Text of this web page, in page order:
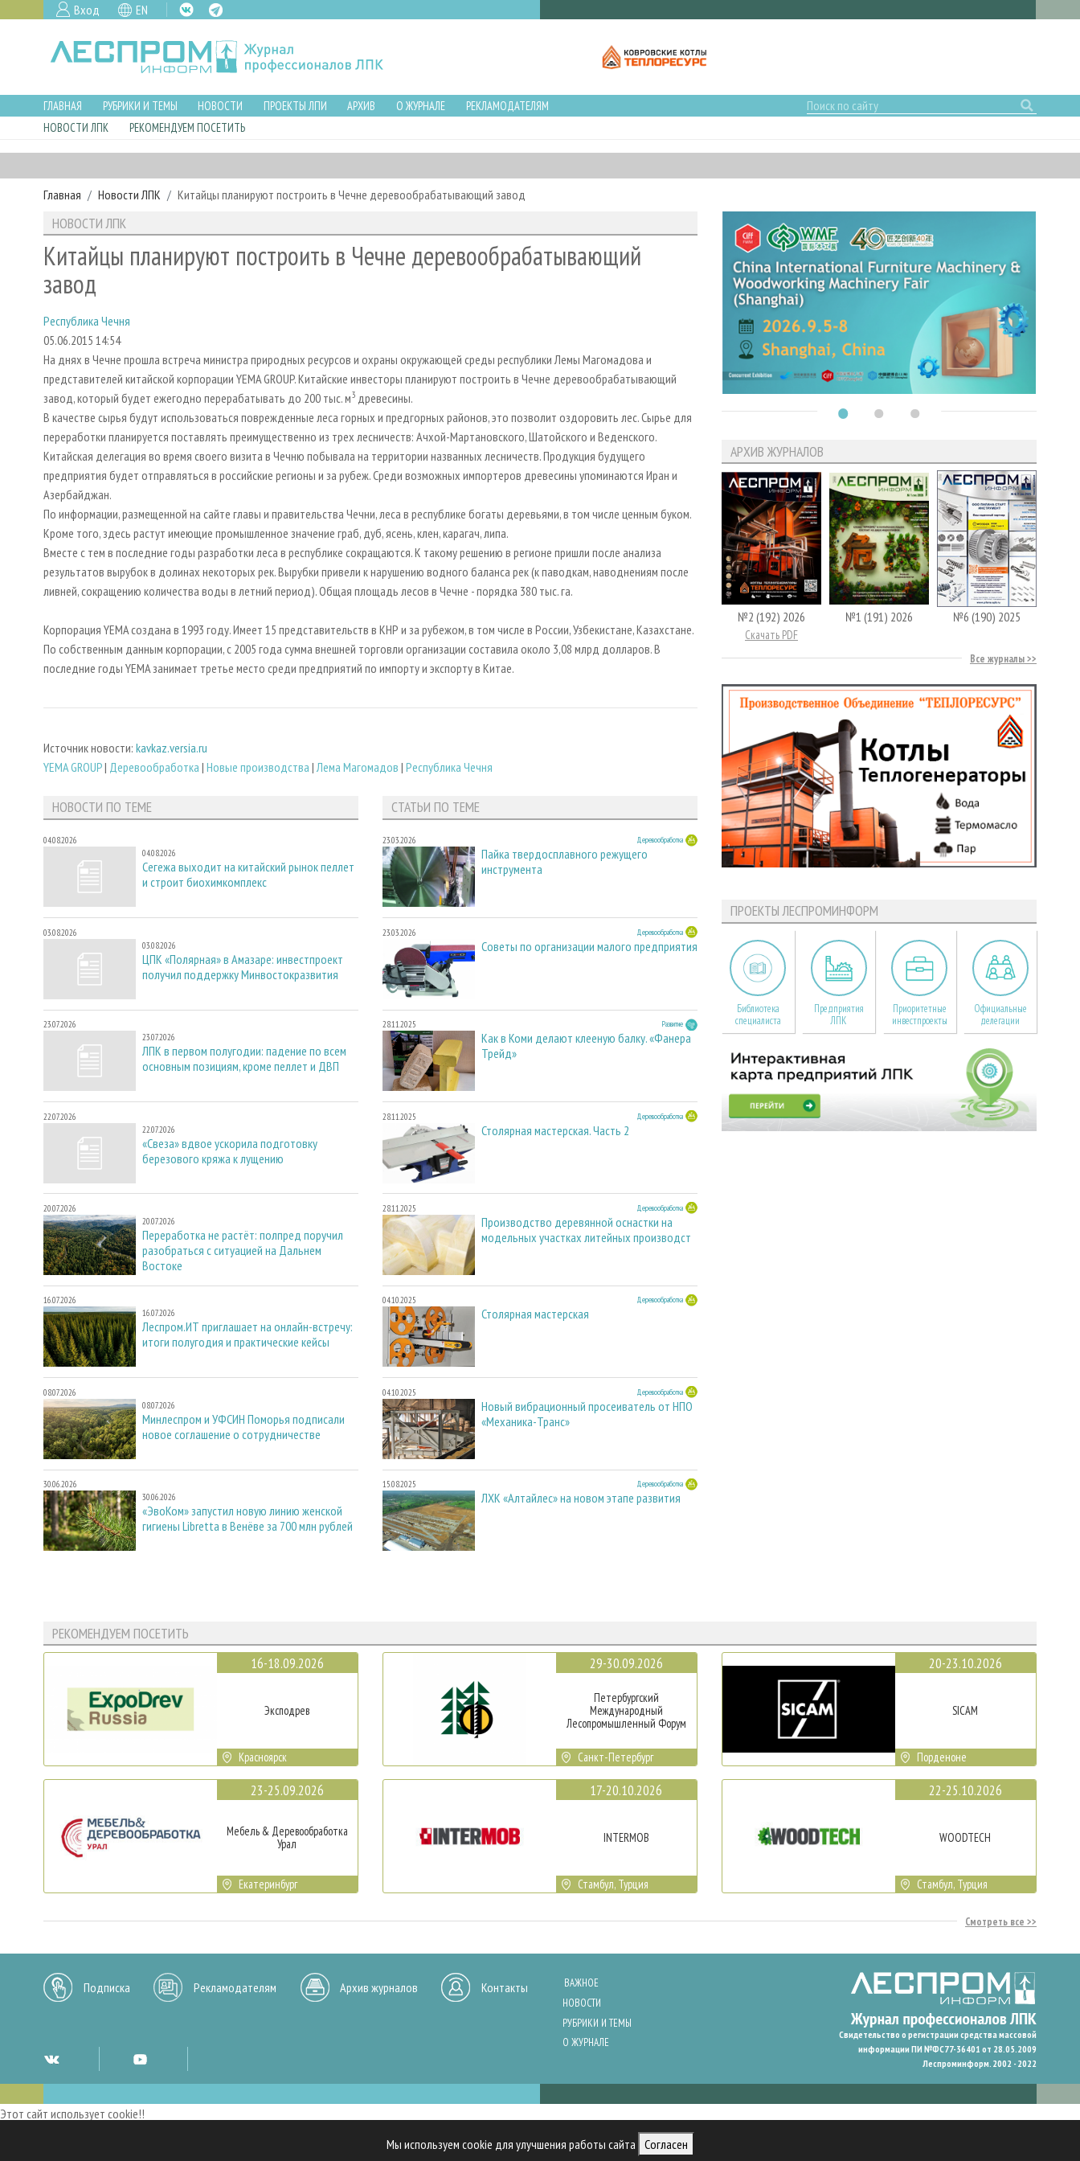
Вход EN
Мы используем cookie для улучшения работы сайта Согласен
ГЛАВНАЯ РУБРИКИ И ТЕМЫ НОВОСТИ ПРОЕКТЫ ЛПИ АРХИВ О ЖУРНАЛЕ
РЕКЛАМОДАТЕЛЯМ
НОВОСТИ ЛПК
РЕКОМЕНДУЕМ ПОСЕТИТЬ
Главная Новости ЛПК Китайцы планируют построить в Чечне деревообрабатывающий завод
НОВОСТИ ЛПК
Китайцы планируют построить в Чечне деревообрабатывающий
завод
Республика Чечня
05.06.2015 14:54
На днях в Чечне прошла встреча министра природных ресурсов и охраны окружающей среды республики Лемы Магомадова и
представителей китайской корпорации YEMA GROUP. Китайские инвесторы планируют построить в Чечне деревообрабатывающий
завод, который будет ежегодно перерабатывать до 200 тыс. м3 древесины.
В качестве сырья будут использоваться поврежденные леса горных и предгорных районов, это позволит оздоровить лес. Сырье для
переработки планируется поставлять преимущественно из трех лесничеств: Ачхой-Мартановского, Шатойского и Веденского.
Китайская делегация во время своего визита в Чечню побывала на территории названных лесничеств. Продукция будущего
предприятия будет отправляться в российские регионы и за рубеж. Среди возможных импортеров древесины упоминаются Иран и
Азербайджан.
По информации, размещенной на сайте главы и правительства Чечни, леса в республике богаты деревьями, в том числе ценным буком.
Кроме того, здесь растут имеющие промышленное значение граб, дуб, ясень, клен, карагач, липа.
Вместе с тем в последние годы разработки леса в республике сокращаются. К такому решению в регионе пришли после анализа
результатов вырубок в долинах некоторых рек. Вырубки привели к нарушению водного баланса рек (к паводкам, наводнениям после
ливней, сокращению количества воды в летний период). Общая площадь лесов в Чечне - порядка 380 тыс. га.
Корпорация YEMA создана в 1993 году. Имеет 15 представительств в КНР и за рубежом, в том числе в России, Узбекистане, Казахстане.
По собственным данным корпорации, с 2005 года сумма внешней торговли организации составила около 3,08 млрд долларов. В
последние годы YEMA занимает третье место среди предприятий по импорту и экспорту в Китае.
Источник новости: kavkaz.versia.ru
YEMA GROUP| Деревообработка | Новые производства | Лема Магомадов | Республика Чечня
НОВОСТИ ПО ТЕМЕ
04.08.2026
04.08.2026
Сегежа выходит на китайский рынок пеллет
и строит биохимкомплекс
03.08.2026
03.08.2026
ЦПК «Полярная» в Амазаре: инвестпроект
получил поддержку Минвостокразвития
23.07.2026
23.07.2026
ЛПК в первом полугодии: падение по всем
основным позициям, кроме пеллет и ДВП
22.07.2026
22.07.2026
«Свеза» вдвое ускорила подготовку
березового кряжа к лущению
20.07.2026
20.07.2026
Переработка не растёт: полпред поручил
разобраться с ситуацией на Дальнем
Востоке
16.07.2026
16.07.2026
Леспром.ИТ приглашает на онлайн-встречу:
итоги полугодия и практические кейсы
08.07.2026
08.07.2026
Минлеспром и УФСИН Поморья подписали
новое соглашение о сотрудничестве
30.06.2026
30.06.2026
«ЭвоКом» запустил новую линию женской
гигиены Libretta в Венёве за 700 млн рублей
СТАТЬИ ПО ТЕМЕ
23.03.2026 Деревообработка
Пайка твердосплавного режущего
инструмента
23.03.2026 Деревообработка
Советы по организации малого предприятия
28.11.2025 Развитие
Как в Коми делают клееную балку. «Фанера
Трейд»
28.11.2025 Деревообработка
Столярная мастерская. Часть 2
28.11.2025 Деревообработка
Производство деревянной оснастки на
модельных участках литейных производст
04.10.2025 Деревообработка
Столярная мастерская
04.10.2025 Деревообработка
Новый вибрационный просеиватель от НПО
«Механика-Транс»
15.08.2025 Деревообработка
ЛХК «Алтайлес» на новом этапе развития
АРХИВ ЖУРНАЛОВ
№2 (192) 2026
Скачать PDF
№1 (191) 2026 №6 (190) 2025
Все журналы
ПРОЕКТЫ ЛЕСПРОМИНФОРМ
Библиотека
специалиста
Предприятия
ЛПК
Приоритетные
инвестпроекты
Официальные
делегации
РЕКОМЕНДУЕМ ПОСЕТИТЬ
16-18.09.2026
Эксподрев
Красноярск
23-25.09.2026
Мебель & Деревообработка
Урал
Екатеринбург
29-30.09.2026
Петербургский
Международный
Лесопромышленный Форум
Санкт-Петербург
17-20.10.2026
INTERMOB
Стамбул, Турция
20-23.10.2026
SICAM
Порденоне
22-25.10.2026
WOODTECH
Стамбул, Турция
Смотреть все
Подписка Рекламодателям Архив журналов Контакты
ВАЖНОЕ
НОВОСТИ
РУБРИКИ И ТЕМЫ
О ЖУРНАЛЕ
Свидетельство о регистрации средства массовой
информации ПИ №ФС77-36401 от 28.05.2009
Леспроминформ. 2002 - 2022
Этот сайт использует cookie!!
Мы используем cookies и аналогичные технологии для улучшения работы нашего сайта, анализа трафика и персонализации контента. Cookies помогают нам запомнить ваши предпочтения и улучшить пользовательский